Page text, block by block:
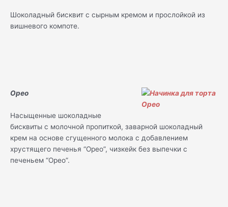
Шоколадный бисквит с сырным кремом и прослойкой из
вишневого компоте.
Орео
Насыщенные шоколадные
бисквиты с молочной пропиткой, заварной шоколадный
крем на основе сгущенного молока с добавлением
хрустящего печенья “Орео”, чизкейк без выпечки с
печеньем “Орео”.